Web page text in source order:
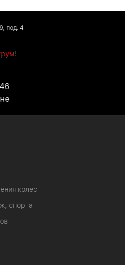
под. 4
колес
спорта